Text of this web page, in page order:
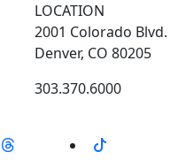
LOCATION
2001 Colorado Blvd.
Denver, CO 80205
303.370.6000